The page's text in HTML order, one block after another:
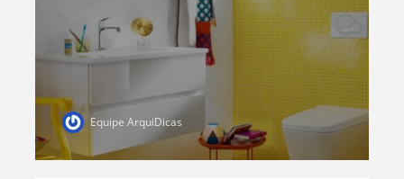
Equipe ArquiDicas